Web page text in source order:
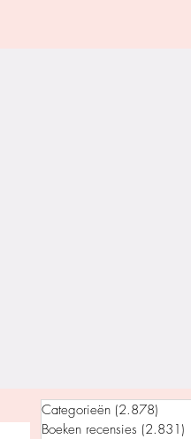
Categorieën (2.878)
Boeken recensies (2.831)